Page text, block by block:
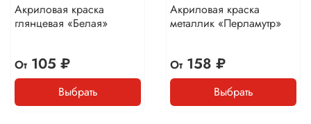
Акриловая краска
глянцевая «Белая»
От105 ₽
Выбрать
Акриловая краска
металлик «Перламутр»
От158 ₽
Выбрать